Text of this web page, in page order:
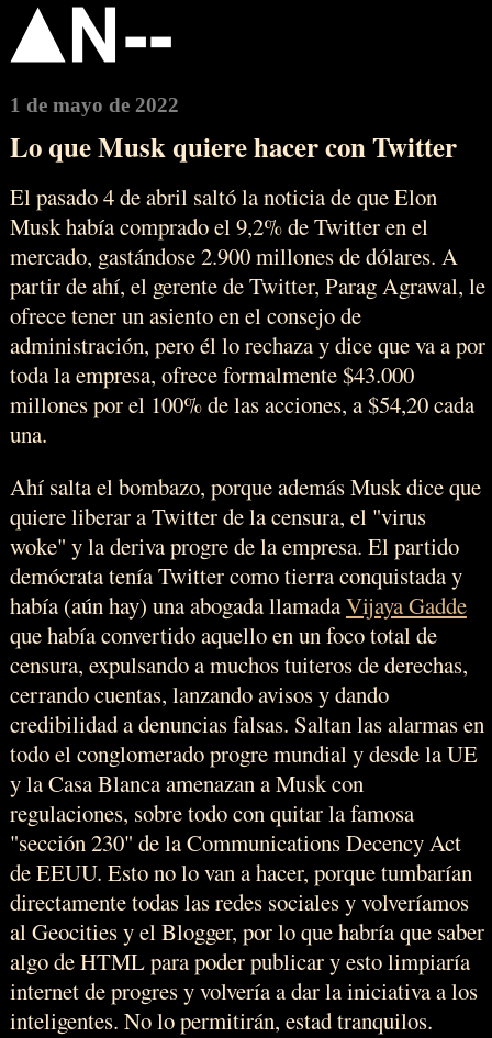
1 de mayo de 2022
Lo que Musk quiere hacer con Twitter
El pasado 4 de abril saltó la noticia de que Elon
Musk había comprado el 9,2% de Twitter en el
mercado, gastándose 2.900 millones de dólares. A
partir de ahí, el gerente de Twitter, Parag Agrawal, le
ofrece tener un asiento en el consejo de
administración, pero él lo rechaza y dice que va a por
toda la empresa, ofrece formalmente $43.000
millones por el 100% de las acciones, a $54,20 cada
una.
Ahí salta el bombazo, porque además Musk dice que
quiere liberar a Twitter de la censura, el "virus
woke" y la deriva progre de la empresa. El partido
demócrata tenía Twitter como tierra conquistada y
había (aún hay) una abogada llamadaVijaya Gadde
que había convertido aquello en un foco total de
censura, expulsando a muchos tuiteros de derechas,
cerrando cuentas, lanzando avisos y dando
credibilidad a denuncias falsas. Saltan las alarmas en
todo el conglomerado progre mundial y desde la UE
y la Casa Blanca amenazan a Musk con
regulaciones, sobre todo con quitar la famosa
"sección 230" de la Communications Decency Act
de EEUU. Esto no lo van a hacer, porque tumbarían
directamente todas las redes sociales y volveríamos
al Geocities y el Blogger, por lo que habría que saber
algo de HTML para poder publicar y esto limpiaría
internet de progres y volvería a dar la iniciativa a los
inteligentes. No lo permitirán, estad tranquilos.